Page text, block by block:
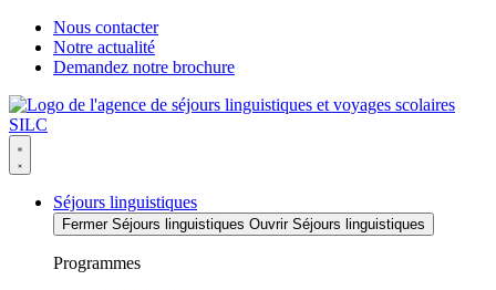
Nous contacter
Notre actualité
Demandez notre brochure
Séjours linguistiques
Fermer Séjours linguistiques Ouvrir Séjours linguistiques
Programmes